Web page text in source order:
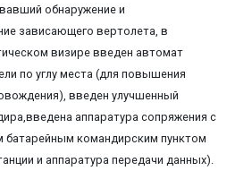
обнаружение и
зависающего вертолета, в
визире введен автомат
по углу места (для повышения
введен улучшенный
аппаратура сопряжения с
батарейным командирским пунктом
и аппаратура передачи данных).